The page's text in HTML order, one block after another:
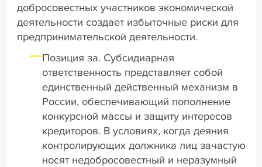
добросовестных участников экономической
деятельности создает избыточные риски для
предпринимательской деятельности.
Позиция за. Субсидиарная
ответственность представляет собой
единственный действенный механизм в
России, обеспечивающий пополнение
конкурсной массы и защиту интересов
кредиторов. В условиях, когда деяния
контролирующих должника лиц зачастую
носят недобросовестный и неразумный